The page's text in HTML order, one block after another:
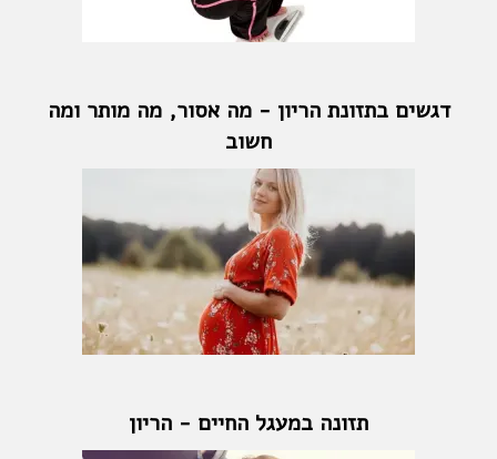
דגשים בתזונת הריון - מה אסור, מה מותר ומה
חשוב
תזונה במעגל החיים - הריון